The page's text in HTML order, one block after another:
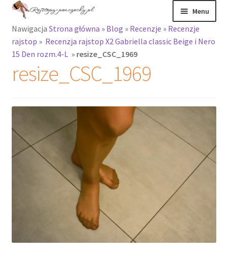
Przejdź
nawigacji
Przejdź
treści
Menu
Rajstopy
Rozwiń
menu
potomne
Podkolanówki i
skarpetki
Rozwiń
menu
potomne
Nawigacja Strona główna » Blog » Recenzje » Recenzje
rajstop » Recenzja rajstop X2 Gabriella classic Beige i Nero
15 Den rozm.4-L » resize_CSC_1969
resize_CSC_1969